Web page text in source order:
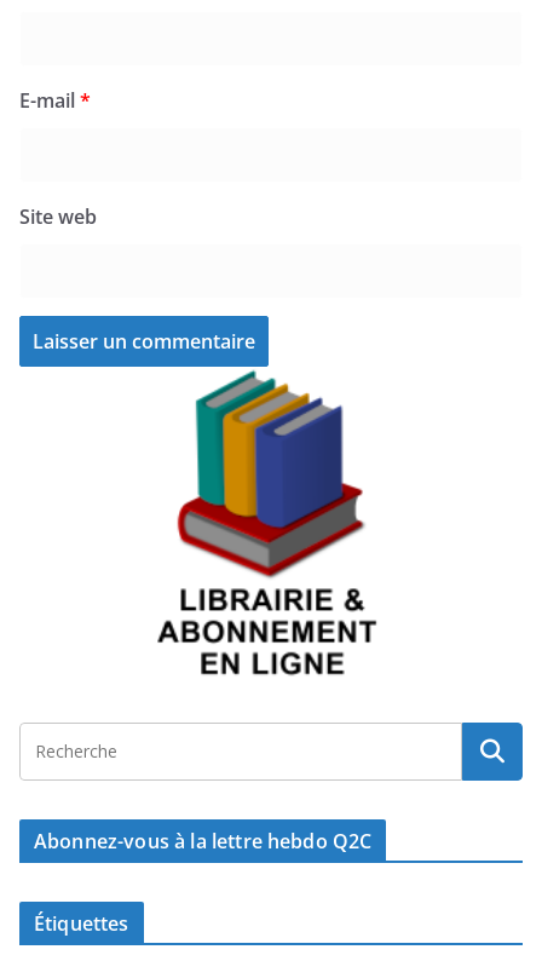
E-mail*
Site web
Abonnez-vous à la lettre hebdo Q2C
Étiquettes